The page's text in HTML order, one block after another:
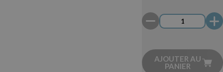
AJOUTER AU
PANIER